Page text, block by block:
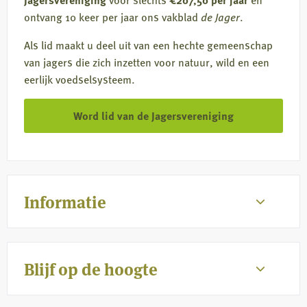
Informatie
ontvang 10 keer per jaar ons vakblad de Jager.
Als lid maakt u deel uit van een hechte gemeenschap
van jagers die zich inzetten voor natuur, wild en een
eerlijk voedselsysteem.
Word lid van de Jagersvereniging
Blijf op de hoogte